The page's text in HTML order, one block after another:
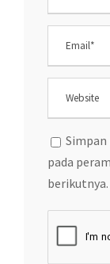
Simpan
pada
berikutnya.